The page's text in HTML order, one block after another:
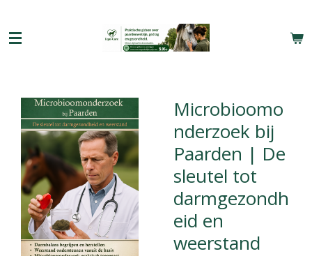
direct
naar
Microbioomo
nderzoek bij
Paarden | De
sleutel tot
darmgezondh
eid en
weerstand